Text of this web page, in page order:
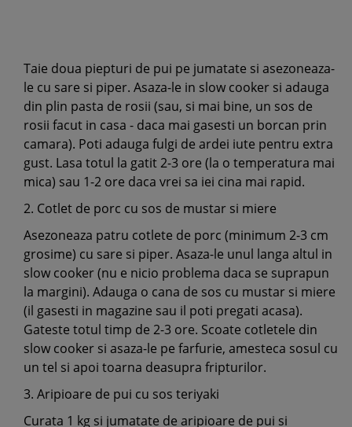
Taie doua piepturi de pui pe jumatate si asezoneaza-
le cu sare si piper. Asaza-le in slow cooker si adauga
din plin pasta de rosii (sau, si mai bine, un sos de
rosii facut in casa - daca mai gasesti un borcan prin
camara). Poti adauga fulgi de ardei iute pentru extra
gust. Lasa totul la gatit 2-3 ore (la o temperatura mai
mica) sau 1-2 ore daca vrei sa iei cina mai rapid.
2. Cotlet de porc cu sos de mustar si miere
Asezoneaza patru cotlete de porc (minimum 2-3 cm
grosime) cu sare si piper. Asaza-le unul langa altul in
slow cooker (nu e nicio problema daca se suprapun
la margini). Adauga o cana de sos cu mustar si miere
(il gasesti in magazine sau il poti pregati acasa).
Gateste totul timp de 2-3 ore. Scoate cotletele din
slow cooker si asaza-le pe farfurie, amesteca sosul cu
un tel si apoi toarna deasupra fripturilor.
3. Aripioare de pui cu sos teriyaki
Curata 1 kg si jumatate de aripioare de pui si